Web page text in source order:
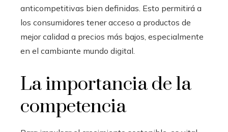
anticompetitivas bien definidas. Esto permitirá a
los consumidores tener acceso a productos de
mejor calidad a precios más bajos, especialmente
en el cambiante mundo digital.
La importancia de la
competencia